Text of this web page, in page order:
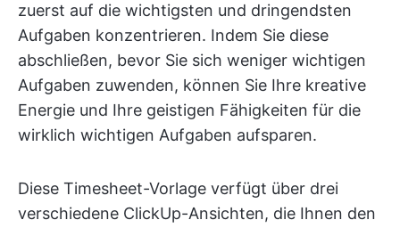
zuerst auf die wichtigsten und dringendsten
Aufgaben konzentrieren. Indem Sie diese
abschließen, bevor Sie sich weniger wichtigen
Aufgaben zuwenden, können Sie Ihre kreative
Energie und Ihre geistigen Fähigkeiten für die
wirklich wichtigen Aufgaben aufsparen.
Diese Timesheet-Vorlage verfügt über drei
verschiedene ClickUp-Ansichten, die Ihnen den